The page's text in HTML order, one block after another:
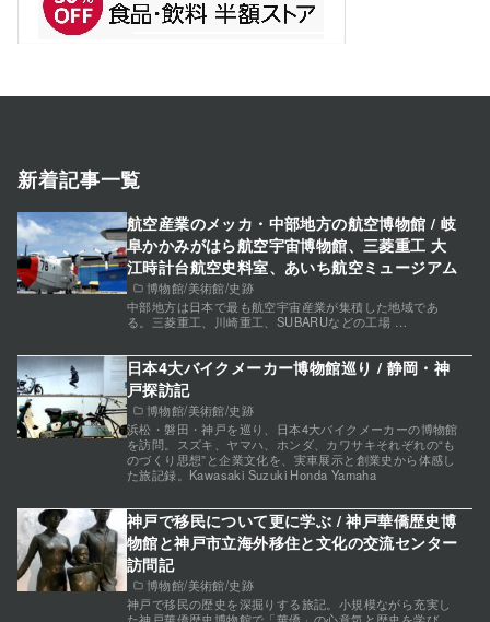
新着記事一覧
博物館/美術館/史跡
航空産業のメッカ・中部地方の航空博物館 / 岐
阜かかみがはら航空宇宙博物館、三菱重工 大
江時計台航空史料室、あいち航空ミュージアム
中部地方は日本で最も航空宇宙産業が集積した地域であ
る。三菱重工、川崎重工、SUBARUなどの工場 …
博物館/美術館/史跡
日本4大バイクメーカー博物館巡り / 静岡・神
戸探訪記
浜松・磐田・神戸を巡り、日本4大バイクメーカーの博物館
を訪問。スズキ、ヤマハ、ホンダ、カワサキそれぞれの“も
のづくり思想”と企業文化を、実車展示と創業史から体感し
た旅記録。Kawasaki Suzuki Honda Yamaha
博物館/美術館/史跡
神戸で移民について更に学ぶ / 神戸華僑歴史博
物館と神戸市立海外移住と文化の交流センター
訪問記
神戸で移民の歴史を深掘りする旅記。小規模ながら充実し